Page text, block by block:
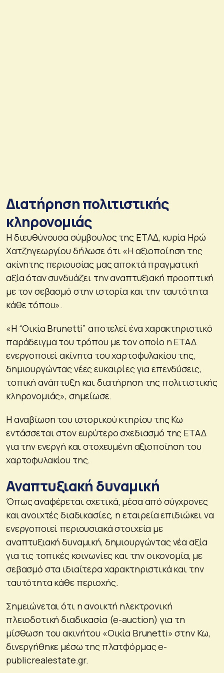
Διατήρηση πολιτιστικής
κληρονομιάς
Η διευθύνουσα σύμβουλος της ΕΤΑΔ, κυρία Ηρώ
Χατζηγεωργίου δήλωσε ότι «Η αξιοποίηση της
ακίνητης περιουσίας μας αποκτά πραγματική
αξία όταν συνδυάζει την αναπτυξιακή προοπτική
με τον σεβασμό στην ιστορία και την ταυτότητα
κάθε τόπου».
«Η “Οικία Brunetti” αποτελεί ένα χαρακτηριστικό
παράδειγμα του τρόπου με τον οποίο η ΕΤΑΔ
ενεργοποιεί ακίνητα του χαρτοφυλακίου της,
δημιουργώντας νέες ευκαιρίες για επενδύσεις,
τοπική ανάπτυξη και διατήρηση της πολιτιστικής
κληρονομιάς», σημείωσε.
Η αναβίωση του ιστορικού κτηρίου της Κω
εντάσσεται στον ευρύτερο σχεδιασμό της ΕΤΑΔ
για την ενεργή και στοχευμένη αξιοποίηση του
χαρτοφυλακίου της.
Αναπτυξιακή δυναμική
Όπως αναφέρεται σχετικά, μέσα από σύγχρονες
και ανοιχτές διαδικασίες, η εταιρεία επιδιώκει να
ενεργοποιεί περιουσιακά στοιχεία με
αναπτυξιακή δυναμική, δημιουργώντας νέα αξία
για τις τοπικές κοινωνίες και την οικονομία, με
σεβασμό στα ιδιαίτερα χαρακτηριστικά και την
ταυτότητα κάθε περιοχής.
Σημειώνεται ότι η ανοικτή ηλεκτρονική
πλειοδοτική διαδικασία (e-auction) για τη
μίσθωση του ακινήτου «Οικία Brunetti» στην Κω,
δινεργήθηκε μέσω της πλατφόρμας e-
publicrealestate.gr.